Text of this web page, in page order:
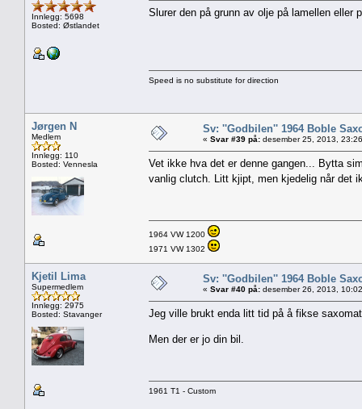
Innlegg: 5698
Bosted: Østlandet
Slurer den på grunn av olje på lamellen
Speed is no substitute for direction
Jørgen N
Medlem
Innlegg: 110
Bosted: Vennesla
Sv: ''Godbilen'' 1964 Boble
« Svar #39 på: desember 25, 2013,
Vet ikke hva det er denne gangen... Bytta
vanlig clutch. Litt kjipt, men kjedelig når det
1964 VW 1200
1971 VW 1302
Kjetil Lima
Supermedlem
Innlegg: 2975
Bosted: Stavanger
Sv: ''Godbilen'' 1964 Boble
« Svar #40 på: desember 26, 2013,
Jeg ville brukt enda litt tid på å fikse
Men der er jo din bil.
1961 T1 - Custom